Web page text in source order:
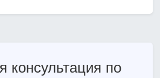
консультация по